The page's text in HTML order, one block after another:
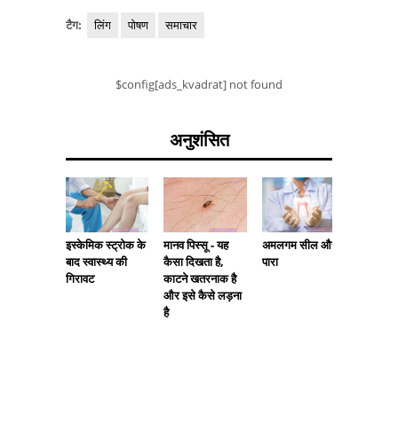
टैग: लिंग पोषण समाचार
$config[ads_kvadrat] not found
अनुशंसित
इस्केमिक स्ट्रोक के
बाद स्वास्थ्य की
गिरावट
मानव पिस्सू - यह
कैसा दिखता है,
काटने खतरनाक है
और इसे कैसे लड़ना
है
अमलगम सील और
पारा